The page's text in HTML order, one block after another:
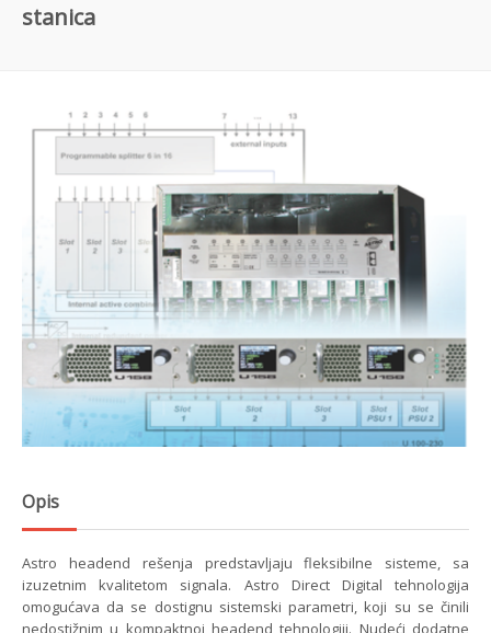
stanica
Opis
Astro headend rešenja predstavljaju fleksibilne sisteme, sa
izuzetnim kvalitetom signala. Astro Direct Digital tehnologija
omogućava da se dostignu sistemski parametri, koji su se činili
nedostižnim u kompaktnoj headend tehnologiji. Nudeći dodatne